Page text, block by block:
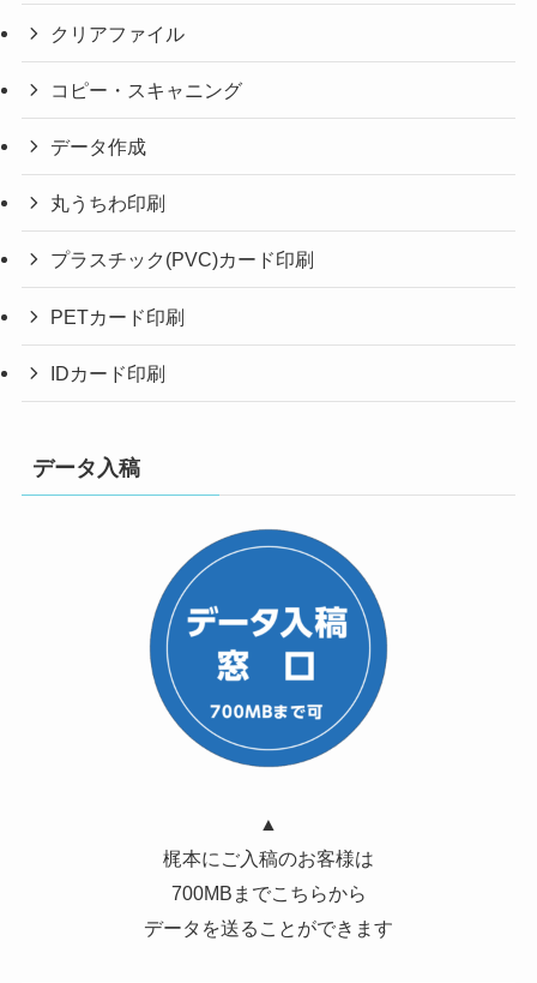
クリアファイル
コピー・スキャニング
データ作成
丸うちわ印刷
プラスチック(PVC)カード印刷
PETカード印刷
IDカード印刷
データ入稿
▲
梶本にご入稿のお客様は
700MBまでこちらから
データを送ることができます